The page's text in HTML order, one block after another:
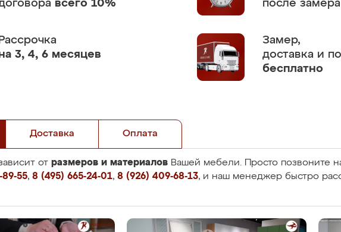
всего 10%
после замера
Рассрочка
3, 4, 6 месяцев
Замер,
доставка и
бесплатно
Доставка Оплата
от размеров и материалов Вашей мебели. Просто позвоните
55, 8 (495) 665-24-01, 8 (926) 409-68-13, и наш менеджер быстро